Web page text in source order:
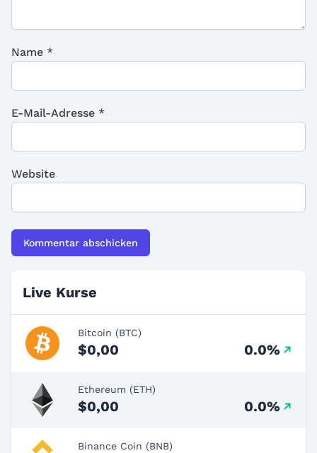
Name *
E-Mail-Adresse *
Website
Live Kurse
Bitcoin (BTC)
$0,00 0.0%
Ethereum (ETH)
$0,00 0.0%
Binance Coin (BNB)